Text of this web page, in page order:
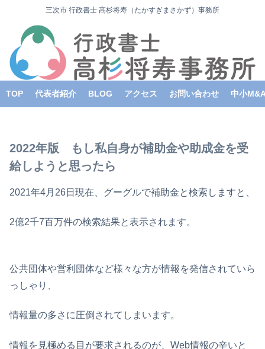
三次市 行政書士 高杉将寿（たかすぎまさかず）事務所
TOP 代表者紹介 BLOG アクセス お問い合わせ 中小
2022年版 もし私自身が補助金や助成金を受
給しようと思ったら
2021年4月26日現在、グーグルで補助金と検索しますと、
2億2千7百万件の検索結果と表示されます。
公共団体や営利団体など様々な方が情報を発信されていら
っしゃり、
情報量の多さに圧倒されてしまいます。
情報を見極める目が要求されるのが、Web情報の辛いと